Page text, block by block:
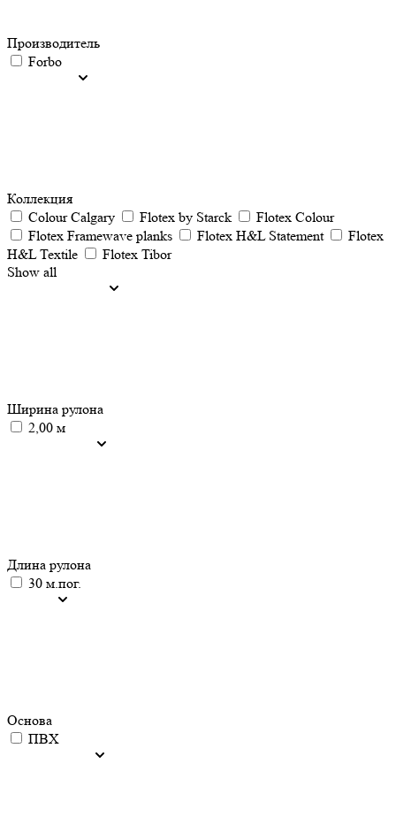
Производитель
Forbo
Коллекция
Colour Calgary
Flotex by Starck
Flotex Colour
Flotex Framewave planks
Flotex H&L Statement
Flotex
H&L Textile
Flotex Tibor
Show all
Ширина рулона
2,00 м
Длина рулона
30 м.пог.
Основа
ПВХ